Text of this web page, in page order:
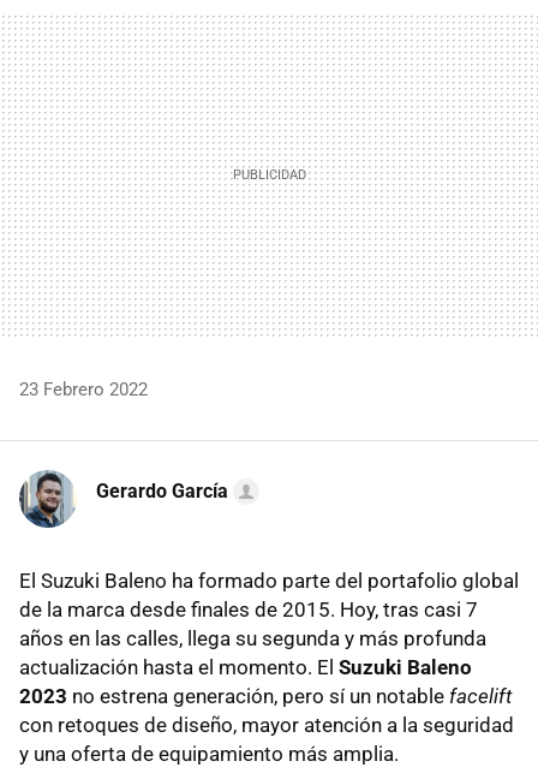
MAIL
23 Febrero 2022
Gerardo García
El Suzuki Baleno ha formado parte del portafolio global
de la marca desde finales de 2015. Hoy, tras casi 7
años en las calles, llega su segunda y más profunda
actualización hasta el momento. El Suzuki Baleno
2023 no estrena generación, pero sí un notable facelift
con retoques de diseño, mayor atención a la seguridad
y una oferta de equipamiento más amplia.